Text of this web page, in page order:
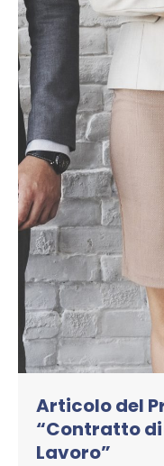
Articolo del
“Contratto di
Lavoro”